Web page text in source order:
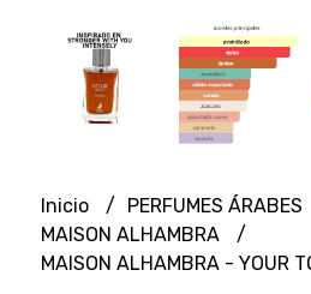
Inicio
PERFUMES ÁRABES
MAISON ALHAMBRA
MAISON ALHAMBRA - YOUR